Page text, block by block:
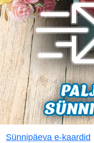
Sünnipäeva e-kaardid